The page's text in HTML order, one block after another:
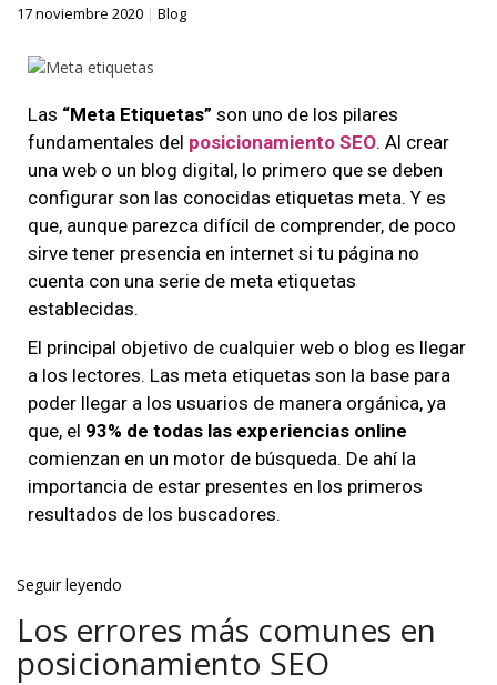
17 noviembre 2020 | Blog
Las “Meta Etiquetas” son uno de los pilares
fundamentales del posicionamiento SEO. Al crear
una web o un blog digital, lo primero que se deben
configurar son las conocidas etiquetas meta. Y es
que, aunque parezca difícil de comprender, de poco
sirve tener presencia en internet si tu página no
cuenta con una serie de meta etiquetas
establecidas.
El principal objetivo de cualquier web o blog es llegar
a los lectores. Las meta etiquetas son la base para
poder llegar a los usuarios de manera orgánica, ya
que, el 93% de todas las experiencias online
comienzan en un motor de búsqueda. De ahí la
importancia de estar presentes en los primeros
resultados de los buscadores.
Seguir leyendo
Los errores más comunes en
posicionamiento SEO